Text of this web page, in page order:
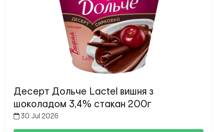
Десерт Дольче Lactel вишня з
шоколадом 3,4% стакан 200г
30 Jul 2026